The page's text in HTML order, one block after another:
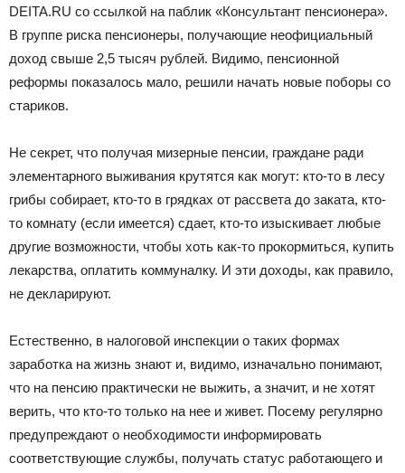
DEITA.RU со ссылкой на паблик «Консультант пенсионера».
В группе риска пенсионеры, получающие неофициальный
доход свыше 2,5 тысяч рублей. Видимо, пенсионной
реформы показалось мало, решили начать новые поборы со
стариков.
Не секрет, что получая мизерные пенсии, граждане ради
элементарного выживания крутятся как могут: кто-то в лесу
грибы собирает, кто-то в грядках от рассвета до заката, кто-
то комнату (если имеется) сдает, кто-то изыскивает любые
другие возможности, чтобы хоть как-то прокормиться, купить
лекарства, оплатить коммуналку. И эти доходы, как правило,
не декларируют.
Естественно, в налоговой инспекции о таких формах
заработка на жизнь знают и, видимо, изначально понимают,
что на пенсию практически не выжить, а значит, и не хотят
верить, что кто-то только на нее и живет. Посему регулярно
предупреждают о необходимости информировать
соответствующие службы, получать статус работающего и